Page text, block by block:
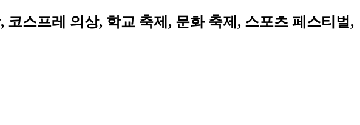
스프레 의상, 학교 축제, 문화 축제, 스포츠 페스티벌,